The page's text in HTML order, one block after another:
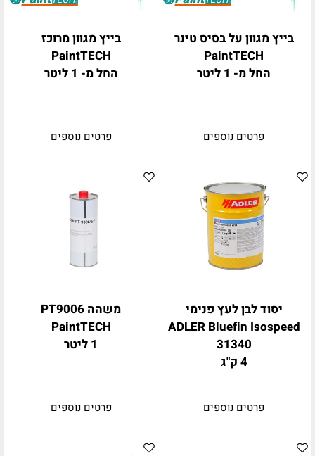
בייץ מגוון על בסיס טינר
PaintTECH
החל מ- 1 ליטר
פרטים נוספים
בייץ מגוון מרוכז
PaintTECH
החל מ- 1 ליטר
פרטים נוספים
יסוד לבן לעץ פנימי
ADLER Bluefin Isospeed
31340
4 ק"ג
פרטים נוספים
משהה PT9006
PaintTECH
1 ליטר
פרטים נוספים